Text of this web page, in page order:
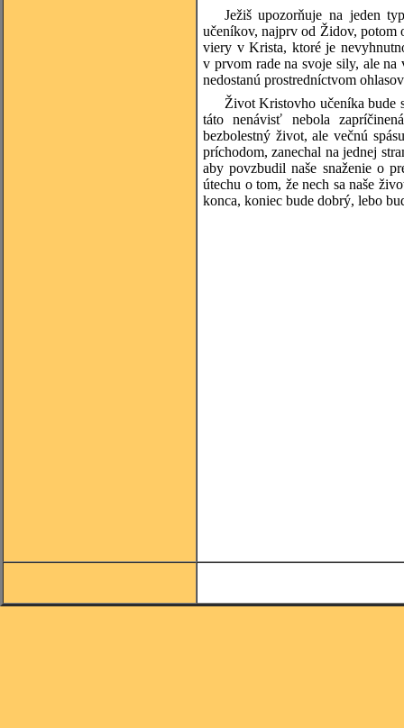
Ježiš upozorňuje na jeden
učeníkov, najprv od Židov, potom
viery v Krista, ktoré je
v prvom rade na svoje sily, ale
nedostanú prostredníctvom
Život Kristovho učeníka bude
táto nenávisť nebola
bezbolestný život, ale večnú
príchodom, zanechal na jednej
aby povzbudil naše snaženie o
útechu o tom, že nech sa naše
konca, koniec bude dobrý, lebo